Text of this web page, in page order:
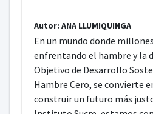
Autor: ANA LLUMIQUINGA
En un mundo donde
enfrentando el hambre y la
Objetivo de Desarrollo
Hambre Cero, se convierte
construir un futuro más